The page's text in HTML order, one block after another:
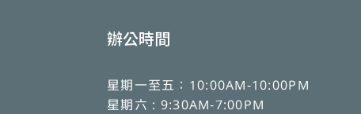
辦公時間
星期一至五：10:00AM-10:00PM
星期六 : 9:30AM-7:00PM